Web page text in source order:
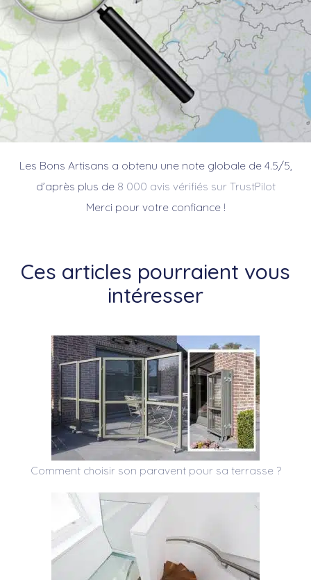
Les Bons Artisans a obtenu une note globale de 4.5/5,
d’après plus de 8 000 avis vérifiés sur TrustPilot
Merci pour votre confiance !
Ces articles pourraient vous
intéresser
Comment choisir son paravent pour sa terrasse ?